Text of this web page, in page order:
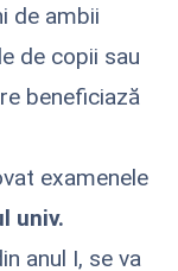
de ambii
de copii sau
beneficiază
examenele
univ.
anul I, se va